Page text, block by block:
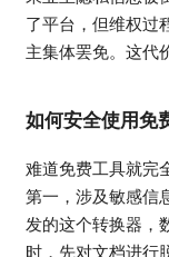
了平台，但维权过
主集体罢免。这代
如何安全使用免
难道免费工具就完
第一，涉及敏感信
发的这个转换器，
时，先对文档进行